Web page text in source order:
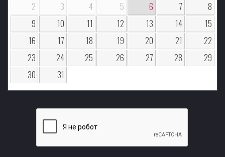
2
3 4 5 6 7
8
9
10 11 12 13 14
15
16
17 18 19 20 21
22
23
24 25 26 27 28
29
30
31